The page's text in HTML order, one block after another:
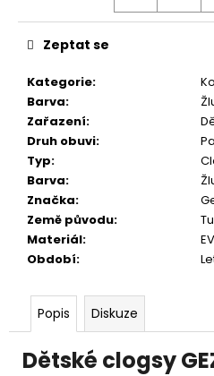
Kategorie:
Barva:
Zařazení:
Druh obuvi:
Typ:
Barva:
Značka:
Země původu:
Materiál:
Období:
Zeptat se
Popis Diskuze
Dětské clogsy